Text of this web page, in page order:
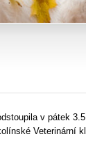
v pátek
Veterinární